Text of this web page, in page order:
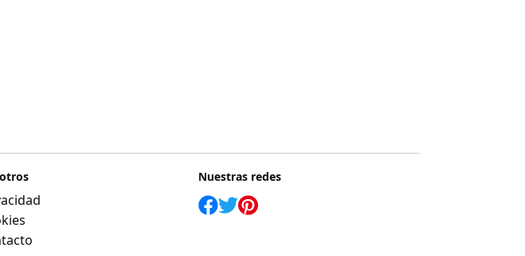
Nuestras redes